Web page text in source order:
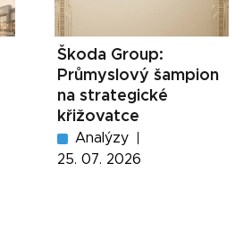
Škoda Group:
Průmyslový šampion
na strategické
křižovatce
Analýzy
25. 07. 2026